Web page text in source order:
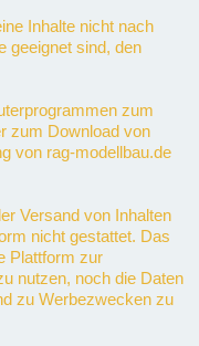
Inhalte nicht nach
geeignet sind, den
zum
zum Download von
von rag-modellbau.de
Versand von Inhalten
nicht gestattet. Das
Plattform zur
nutzen, noch die Daten
zu Werbezwecken zu